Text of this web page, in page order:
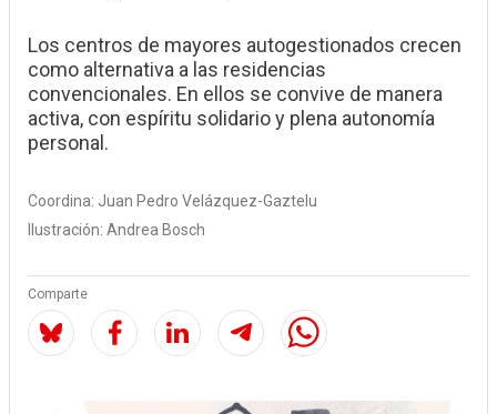
Los centros de mayores autogestionados crecen
como alternativa a las residencias
convencionales. En ellos se convive de manera
activa, con espíritu solidario y plena autonomía
personal.
Coordina: Juan Pedro Velázquez-Gaztelu
Ilustración: Andrea Bosch
Comparte